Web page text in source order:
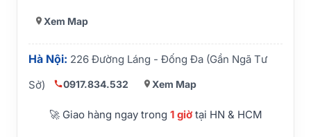
Xem Map
Hà Nội: 226 Đường Láng - Đống Đa (Gần Ngã Tư
Sở)
0917.834.532 Xem Map
🚀 Giao hàng ngay trong 1 giờtại HN & HCM